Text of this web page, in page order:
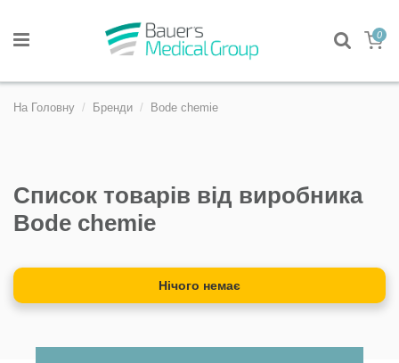
0
На Головну Бренди Bode chemie
Список товарів від виробника
Bode chemie
Нічого немає